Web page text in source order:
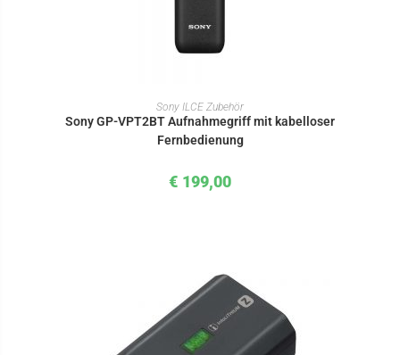
IN DEN WARENKORB
Sony ILCE Zubehör
Sony GP-VPT2BT Aufnahmegriff mit kabelloser
Fernbedienung
€ 199,00